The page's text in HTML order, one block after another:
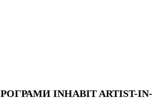
INHABIT ARTIST-IN-